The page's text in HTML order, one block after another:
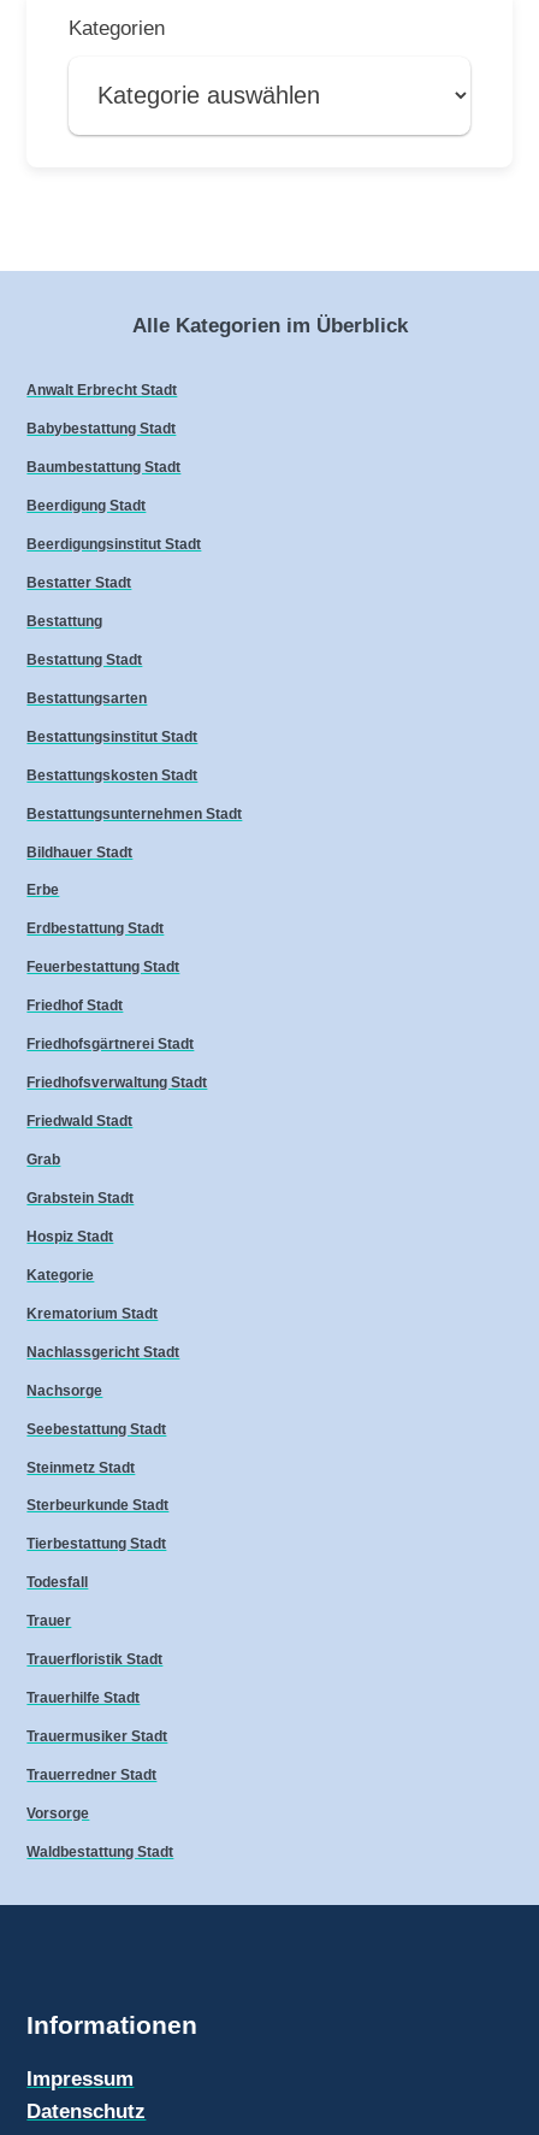
Kategorien
Alle Kategorien im Überblick
Anwalt Erbrecht Stadt
Babybestattung Stadt
Baumbestattung Stadt
Beerdigung Stadt
Beerdigungsinstitut Stadt
Bestatter Stadt
Bestattung
Bestattung Stadt
Bestattungsarten
Bestattungsinstitut Stadt
Bestattungskosten Stadt
Bestattungsunternehmen Stadt
Bildhauer Stadt
Erbe
Erdbestattung Stadt
Feuerbestattung Stadt
Friedhof Stadt
Friedhofsgärtnerei Stadt
Friedhofsverwaltung Stadt
Friedwald Stadt
Grab
Grabstein Stadt
Hospiz Stadt
Kategorie
Krematorium Stadt
Nachlassgericht Stadt
Nachsorge
Seebestattung Stadt
Steinmetz Stadt
Sterbeurkunde Stadt
Tierbestattung Stadt
Todesfall
Trauer
Trauerfloristik Stadt
Trauerhilfe Stadt
Trauermusiker Stadt
Trauerredner Stadt
Vorsorge
Waldbestattung Stadt
Informationen
Impressum
Datenschutz